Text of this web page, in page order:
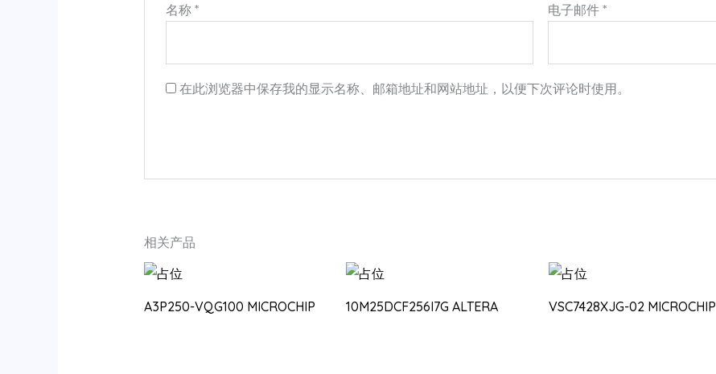
名称* 电子邮件*
在此浏览器中保存我的显示名称、邮箱地址和网站地址，以便下次评论时使用。
相关产品
A3P250-VQG100 MICROCHIP 10M25DCF256I7G ALTERA VSC7428XJG-02 MICROCHIP